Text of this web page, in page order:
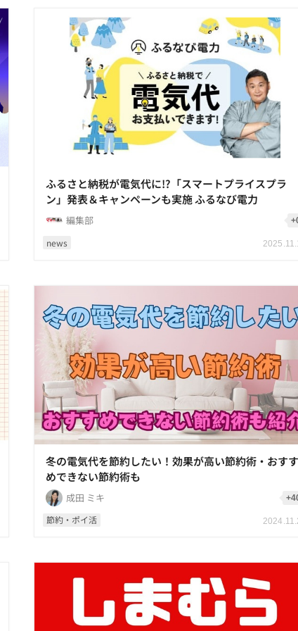
news
ふるさと納税が電気代に!?「スマートプライスプラ
ン」発表＆キャンペーンも実施 ふるなび電力
編集部
節約・ポイ活
冬の電気代を節約したい！効果が高い節約術・おすす
めできない節約術も
成田 ミキ